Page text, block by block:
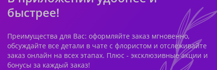
быстрее!
Преимущества для Вас: оформляйте заказ мгновенно,
обсуждайте все детали в чате с флористом и отслеживайте
заказ онлайн на всех этапах. Плюс - эксклюзивные акции и
бонусы за каждый заказ!